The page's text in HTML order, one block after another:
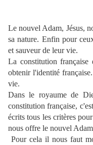
Le nouvel Adam, Jésus,
sa nature. Enfin pour
et sauveur de leur vie.
La constitution
obtenir l'identité
vie.
Dans le royaume de
constitution française,
écrits tous les critères
nous offre le nouvel Adam
Pour cela il nous faut